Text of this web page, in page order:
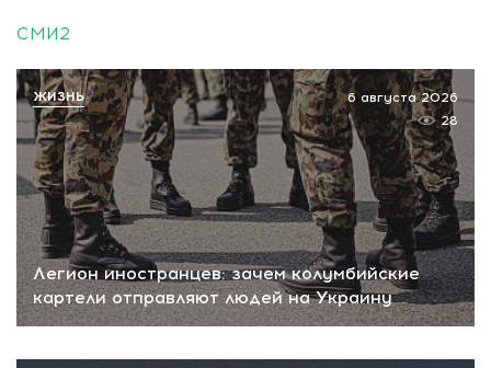
СМИ2
Легион иностранцев: зачем колумбийские
картели отправляют людей на Украину
6 августа 2026
28
ЖИЗНЬ